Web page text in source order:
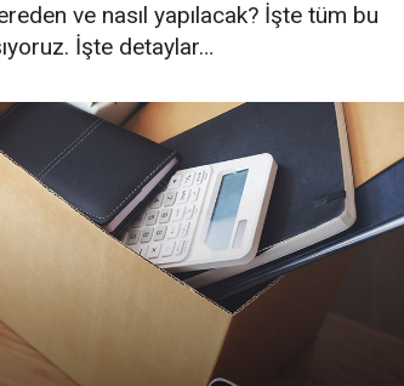
ve nasıl yapılacak? İşte tüm bu
İşte detaylar…